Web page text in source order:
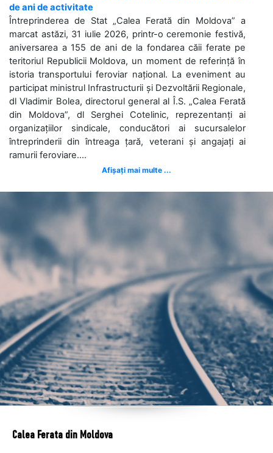
de ani de activitate
Întreprinderea de Stat „Calea Ferată din Moldova” a
marcat astăzi, 31 iulie 2026, printr-o ceremonie festivă,
aniversarea a 155 de ani de la fondarea căii ferate pe
teritoriul Republicii Moldova, un moment de referință în
istoria transportului feroviar național. La eveniment au
participat ministrul Infrastructurii și Dezvoltării Regionale,
dl Vladimir Bolea, directorul general al Î.S. „Calea Ferată
din Moldova”, dl Serghei Cotelinic, reprezentanți ai
organizațiilor sindicale, conducători ai sucursalelor
întreprinderii din întreaga țară, veterani și angajați ai
ramurii feroviare....
Afișați mai multe ...
Calea Ferata din Moldova